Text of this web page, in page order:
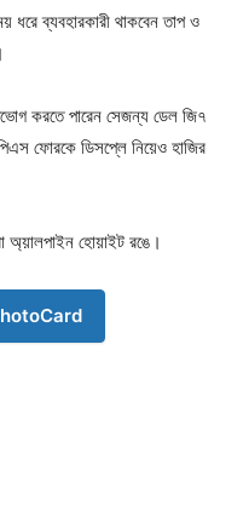
ধরে ব্যবহারকারী থাকবেন তাপ ও
করতে পারেন সেজন্য ডেল জি৭
ফোরকে ডিসপ্লে নিয়েও হাজির
অ্য়ালপাইন হোয়াইট রঙে।